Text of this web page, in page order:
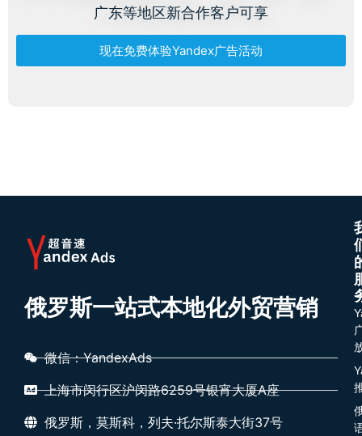
广东等地区新合作客户可享
现在免费体验Yandex广告活动
俄罗斯一站式本地化外贸营销
微信：YandexAds
上海市闵行区沪闵路6259号银宵大厦A座
俄罗斯，莫斯科，列夫·托尔斯泰大街37号